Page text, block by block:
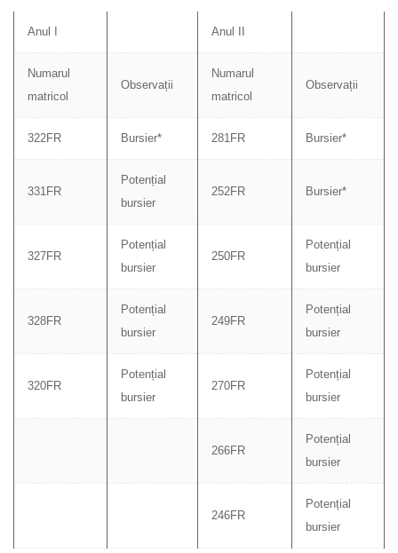
Anul I Anul II
Numarul
matricol
Observații
Numarul
matricol
Observații
322FR Bursier* 281FR Bursier*
331FR
Potențial
bursier
252FR Bursier*
327FR
Potențial
bursier
250FR
Potențial
bursier
328FR
Potențial
bursier
249FR
Potențial
bursier
320FR
Potențial
bursier
270FR
Potențial
bursier
266FR
Potențial
bursier
246FR
Potențial
bursier